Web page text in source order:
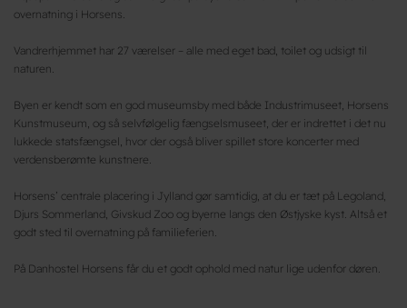
overnatning i Horsens.
Vandrerhjemmet har 27 værelser – alle med eget bad, toilet og udsigt til
naturen.
Byen er kendt som en god museumsby med både Industrimuseet, Horsens
Kunstmuseum, og så selvfølgelig fængselsmuseet, der er indrettet i det nu
lukkede statsfængsel, hvor der også bliver spillet store koncerter med
verdensberømte kunstnere.
Horsens’ centrale placering i Jylland gør samtidig, at du er tæt på Legoland,
Djurs Sommerland, Givskud Zoo og byerne langs den Østjyske kyst. Altså et
godt sted til overnatning på familieferien.
På Danhostel Horsens får du et godt ophold med natur lige udenfor døren.